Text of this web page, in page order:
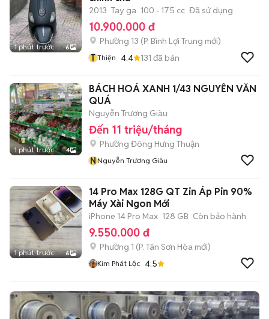
1 phút trước 6
2013 Tay ga 100 - 175 cc Đã sử dụng
10.900.000 đ
Phường 13 (P. Bình Lợi Trung mới)
T Thiện 4.4 131 đã bán
1 phút trước 4
BÁCH HOÁ XANH 1/43 NGUYỄN VĂN
QUÁ
Nguyễn Trương Giàu
Đến 11 triệu/tháng
Phường Đông Hưng Thuận
NNguyễn Trương Giàu
1 phút trước 6
14 Pro Max 128G QT Zin Áp Pin 90%
Máy Xài Ngon Mới
iPhone 14 Pro Max 128 GB Còn bảo hành
9.550.000 đ
Phường 1 (P. Tân Sơn Hòa mới)
Kim Phát Lộc 4.5